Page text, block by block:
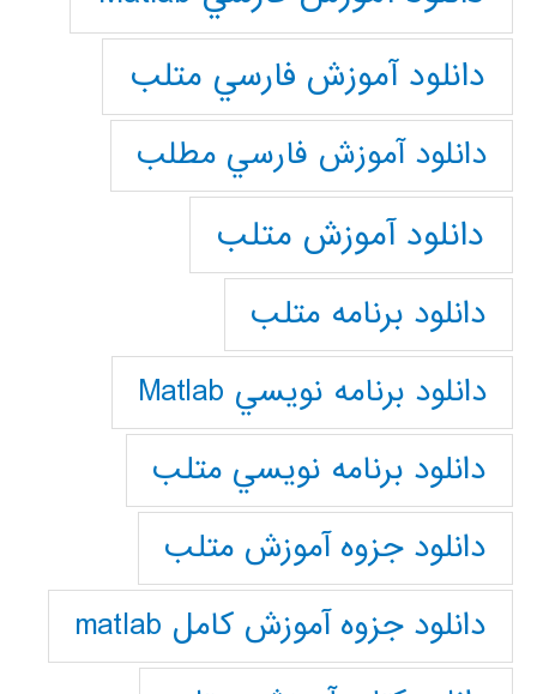
دانلود آموزش فارسي متلب
دانلود آموزش فارسي مطلب
دانلود آموزش متلب
دانلود برنامه متلب
دانلود برنامه نويسي Matlab
دانلود برنامه نويسي متلب
دانلود جزوه آموزش متلب
دانلود جزوه آموزش کامل matlab